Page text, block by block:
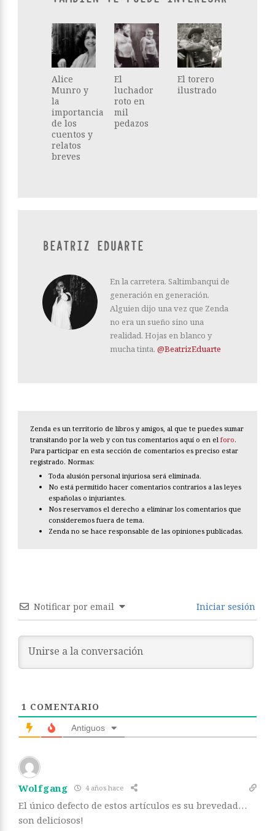
Alice
Munro y
la
importancia
de los
cuentos y
relatos
breves
El
luchador
roto en
mil
pedazos
El torero
ilustrado
BEATRIZ EDUARTE
En la carretera. Saltimbanqui de
generación en generación.
Alguien dijo una vez que Zenda
no era un sueño sino una
realidad. Hojas en blanco y
mucha tinta. @BeatrizEduarte
Zenda es un territorio de libros y amigos, al que te puedes sumar
transitando por la web y con tus comentarios aquí o en el foro.
Para participar en esta sección de comentarios es preciso estar
registrado. Normas:
Toda alusión personal injuriosa será eliminada.
No está permitido hacer comentarios contrarios a las leyes
españolas o injuriantes.
Nos reservamos el derecho a eliminar los comentarios que
consideremos fuera de tema.
Zenda no se hace responsable de las opiniones publicadas.
Notificar por email Iniciar sesión
1 COMENTARIO
Antiguos
Wolfgang 4 años hace
El único defecto de estos artículos es su brevedad…
son deliciosos!